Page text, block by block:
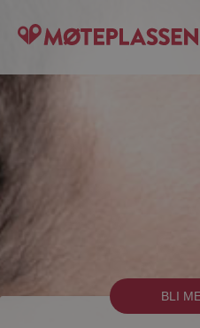
BLI